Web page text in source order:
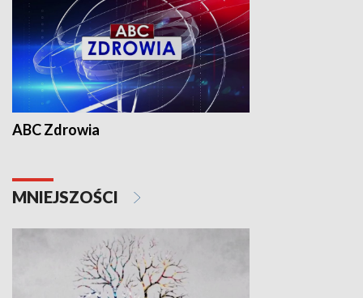
ABC Zdrowia
MNIEJSZOŚCI